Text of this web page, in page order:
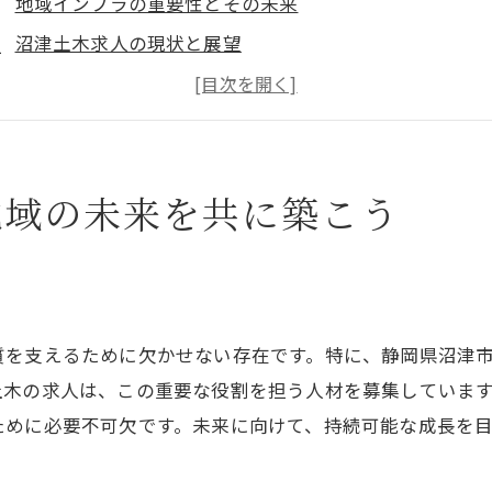
沼津土木求人の現状と展望
地域社会に貢献する仕事の魅力
沼津の土木業界でのキャリアパス
今こそ一緒に地域の未来を作ろう
験者歓迎！沼津土木求人で新たな一歩を踏み出そう
未経験者が活躍する職場環境
初めての土木工事でも安心の職場
未経験者が挑戦する価値とは
の未来を共に築こう
支えるために欠かせない存在です。特に、静岡県沼津
の求人は、この重要な役割を担う人材を募集していま
に必要不可欠です。未来に向けて、持続可能な成長を